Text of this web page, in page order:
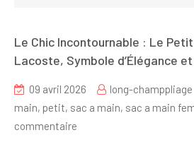
Le Chic Incontournable : Le
Lacoste, Symbole d’Élégance
09 avril 2026 long-champpliage
main, petit, sac a main, sac a main
commentaire